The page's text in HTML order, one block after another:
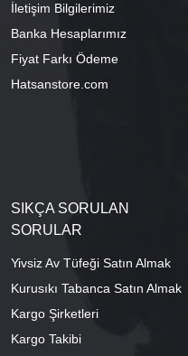
İletişim Bilgilerimiz
Banka Hesaplarımız
Fiyat Farkı Ödeme
Hatsanstore.com
SIKÇA SORULAN
SORULAR
Yivsiz Av Tüfeği Satın Almak
Kurusıkı Tabanca Satın Almak
Kargo Şirketleri
Kargo Takibi